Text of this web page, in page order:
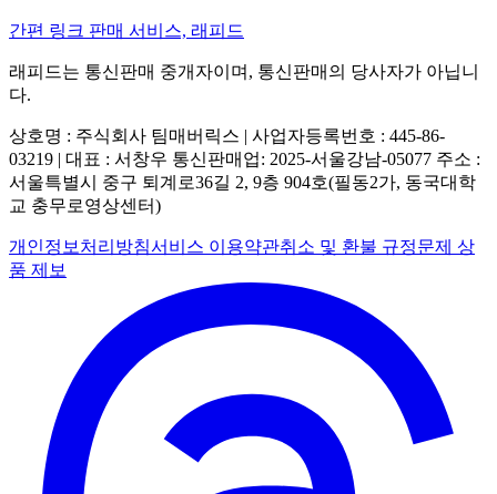
간편 링크 판매 서비스, 래피드
래피드는 통신판매 중개자이며, 통신판매의 당사자가 아닙니
다.
상호명 : 주식회사 팀매버릭스 | 사업자등록번호 : 445-86-
03219 | 대표 : 서창우 통신판매업: 2025-서울강남-05077 주소 :
서울특별시 중구 퇴계로36길 2, 9층 904호(필동2가, 동국대학
교 충무로영상센터)
개인정보처리방침서비스 이용약관취소 및 환불 규정문제 상
품 제보